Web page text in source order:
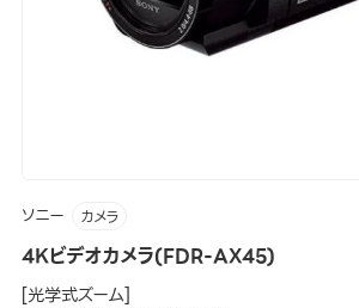
ソニー カメラ
4Kビデオカメラ(FDR-AX45)
[光学式ズーム]